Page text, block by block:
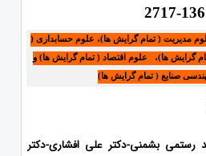
2717-
مدیریت ( تمام گرایش ها)، علوم حسابداری (
گرایش ها)، علوم اقتصاد ( تمام گرایش ها) و
صنایع ( تمام گرایش ها)
رستمی بشمنی-دکتر علی افشاری-دکتر